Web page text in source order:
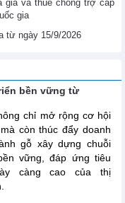
giá và thuế chống trợ cấp
gia
từ ngày 15/9/2026
bền vững từ
chỉ mở rộng cơ hội
còn thúc đẩy doanh
gỗ xây dựng chuỗi
vững, đáp ứng tiêu
càng cao của thị